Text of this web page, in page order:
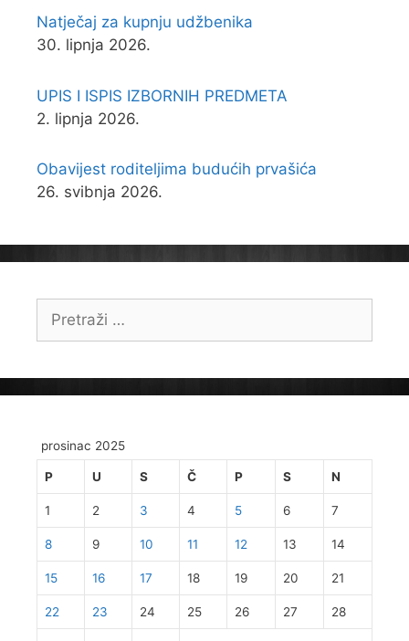
Natječaj za kupnju udžbenika
30. lipnja 2026.
UPIS I ISPIS IZBORNIH PREDMETA
2. lipnja 2026.
Obavijest roditeljima budućih prvašića
26. svibnja 2026.
Pretraži:
prosinac 2025
P U S Č P S N
1 2 3 4 5 6 7
8 9 10 11 12 13 14
15 16 17 18 19 20 21
22 23 24 25 26 27 28